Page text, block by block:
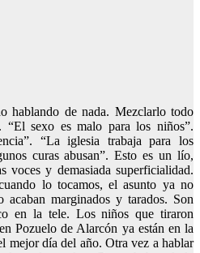
hablando de nada. Mezclarlo todo
“El sexo es malo para los niños”.
“La iglesia trabaja para los
curas abusan”. Esto es un lío,
voces y demasiada superficialidad.
lo tocamos, el asunto ya no
marginados y tarados. Son
en la tele. Los niños que tiraron
Pozuelo de Alarcón ya están en la
mejor día del año. Otra vez a hablar